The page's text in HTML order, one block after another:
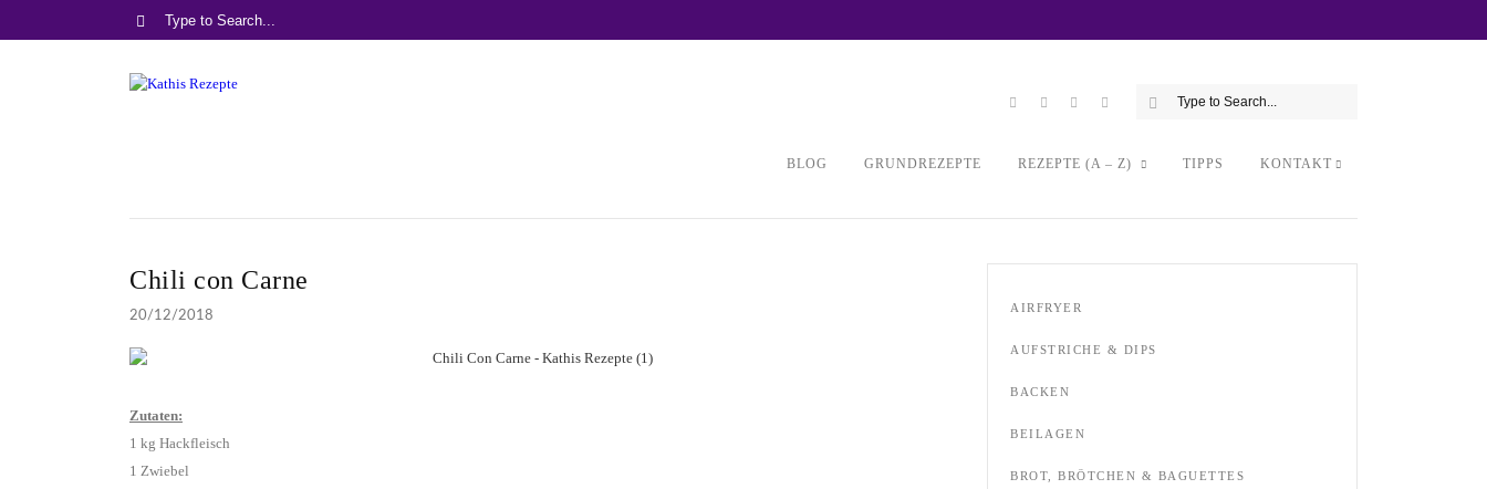
BLOG GRUNDREZEPTE REZEPTE (A – Z) TIPPS KONTAKT
Chili con Carne
20/12/2018
Zutaten:
1 kg Hackfleisch
1 Zwiebel
AIRFRYER
AUFSTRICHE & DIPS
BACKEN
BEILAGEN
BROT, BRÖTCHEN & BAGUETTES